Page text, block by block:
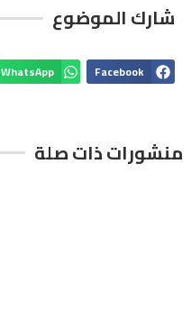
شارك الموضوع
Facebook
WhatsApp
منشورات ذات صلة